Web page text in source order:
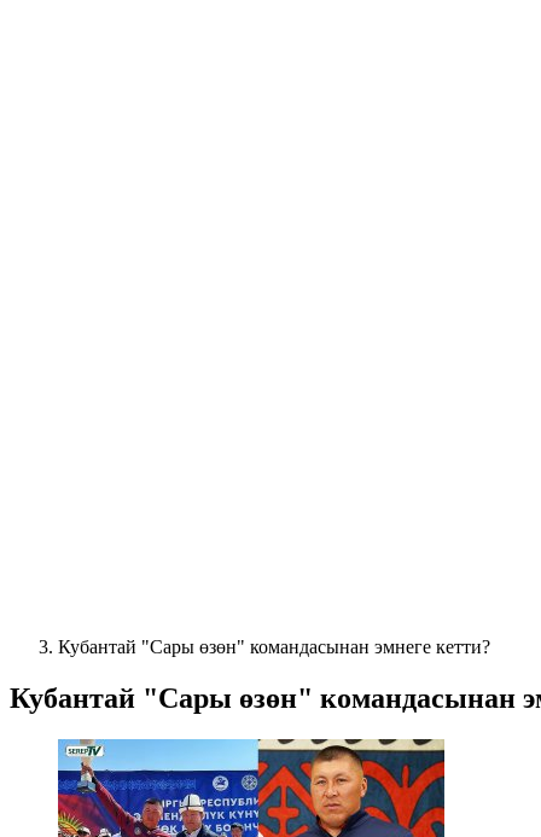
Кубантай "Сары өзөн" командасынан эмнеге кетти?
Кубантай "Сары өзөн" командасынан